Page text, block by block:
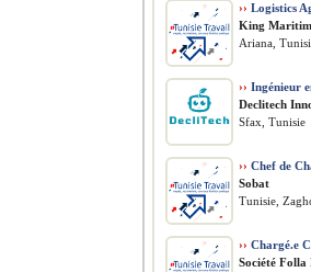
›› Logistics
King
Ariana,
›› Ingénieur
Declitech
Sfax, Tunisie
›› Chef de
Sobat
Tunisie,
›› Chargé.e
Société